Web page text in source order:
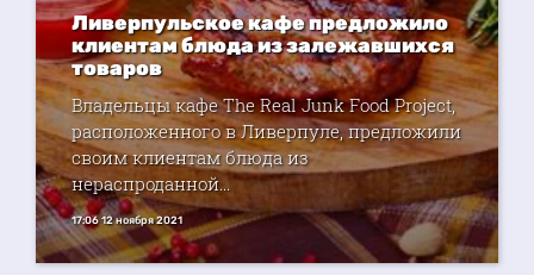
Ливерпульское кафе предложило
клиентам блюда из залежавшихся
товаров
Владельцы кафе The Real Junk Food Project,
расположенного в Ливерпуле, предложили
своим клиентам блюда из
нераспроданной...
17:06 12 ноября 2021